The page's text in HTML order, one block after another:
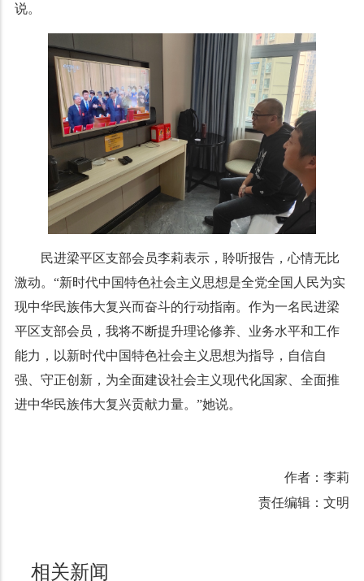
说。
民进梁平区支部会员李莉表示，聆听报告，心情无比
激动。“新时代中国特色社会主义思想是全党全国人民为实
现中华民族伟大复兴而奋斗的行动指南。作为一名民进梁
平区支部会员，我将不断提升理论修养、业务水平和工作
能力，以新时代中国特色社会主义思想为指导，自信自
强、守正创新，为全面建设社会主义现代化国家、全面推
进中华民族伟大复兴贡献力量。”她说。
作者：李莉
责任编辑：文明
相关新闻